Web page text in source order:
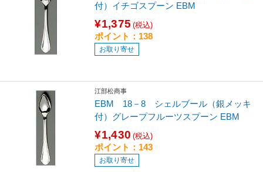
付）イチゴスプーン EBM
¥1,375 (税込)
ポイント：138
お取り寄せ
江部松商事
EBM 18－8 シェルブール（銀メッキ
付）グレープフルーツスプーン EBM
¥1,430 (税込)
ポイント：143
お取り寄せ